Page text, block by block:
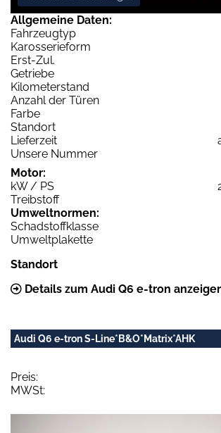
Allgemeine Daten:
Fahrzeugtyp
Karosserieform
Erst-Zul.
Getriebe
Kilometerstand
Anzahl der Türen
Farbe
Standort
Lieferzeit
Unsere Nummer
Motor:
kW / PS
Treibstoff
Umweltnormen:
Schadstoffklasse
Umweltplakette
Standort
Details zum Audi Q6 e-tron
Audi Q6 e-tron S-Line*B&O*Matrix*AHK
Preis:
MWSt: